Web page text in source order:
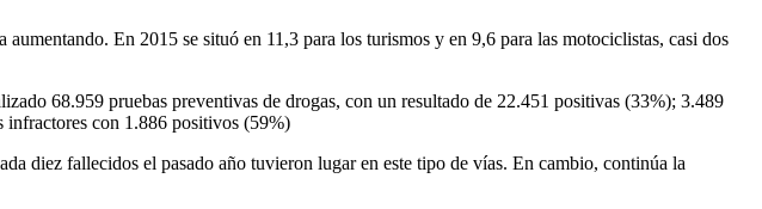
En 2015 se situó en 11,3 para los turismos y en 9,6 para las motociclistas, casi dos
68.959 pruebas preventivas de drogas, con un resultado de 22.451 positivas (33%); 3.489
infractores con 1.886 positivos (59%)
diez fallecidos el pasado año tuvieron lugar en este tipo de vías. En cambio, continúa la